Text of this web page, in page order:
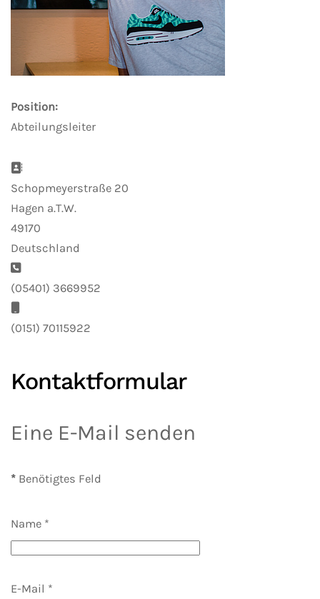
Position:
Abteilungsleiter
Schopmeyerstraße 20
Hagen a.T.W.
49170
Deutschland
Telefon:
(05401) 3669952
Mobil:
(0151) 70115922
Kontaktformular
Eine E-Mail senden
* Benötigtes Feld
Name *
E-Mail *